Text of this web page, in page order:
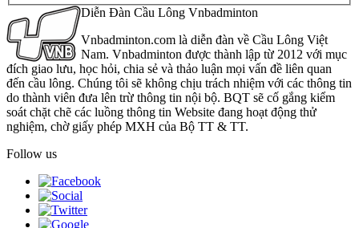
Diễn Đàn Cầu Lông Vnbadminton
Vnbadminton.com là diễn đàn về Cầu Lông Việt
Nam. Vnbadminton được thành lập từ 2012 với mục
đích giao lưu, học hỏi, chia sẻ và thảo luận mọi vấn đề liên quan
đến cầu lông. Chúng tôi sẽ không chịu trách nhiệm với các thông tin
do thành viên đưa lên trừ thông tin nội bộ. BQT sẽ cố gắng kiểm
soát chặt chẽ các luồng thông tin Website đang hoạt động thử
nghiệm, chờ giấy phép MXH của Bộ TT & TT.
Follow us